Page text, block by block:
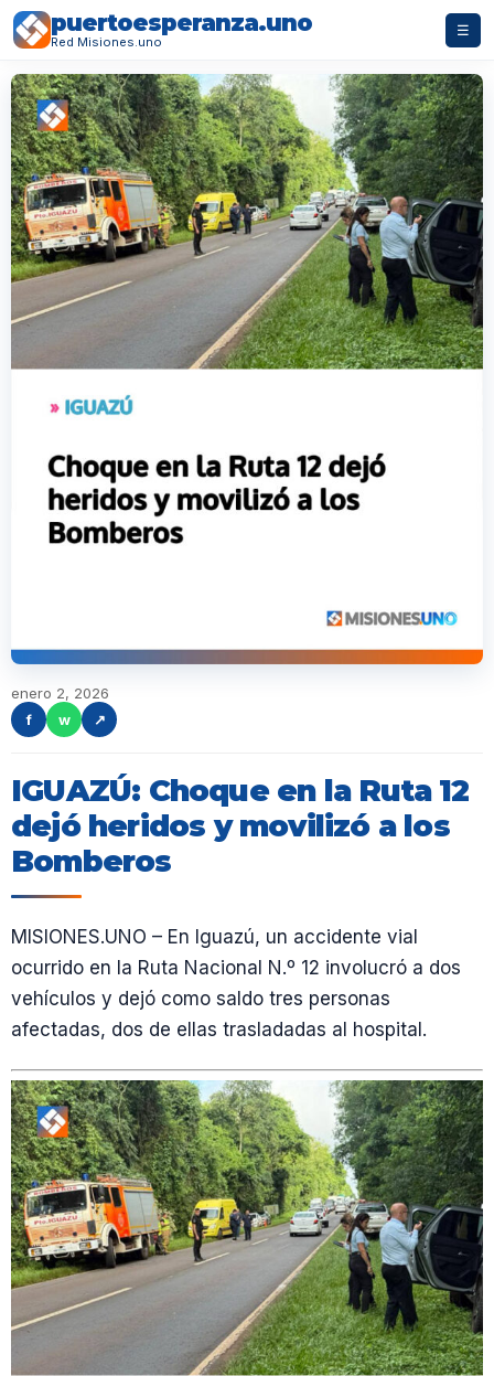
puertoesperanza.uno
Red Misiones.uno
☰
enero 2, 2026
f
w ↗
IGUAZÚ: Choque en la Ruta 12
dejó heridos y movilizó a los
Bomberos
MISIONES.UNO – En Iguazú, un accidente vial
ocurrido en la Ruta Nacional N.º 12 involucró a dos
vehículos y dejó como saldo tres personas
afectadas, dos de ellas trasladadas al hospital.